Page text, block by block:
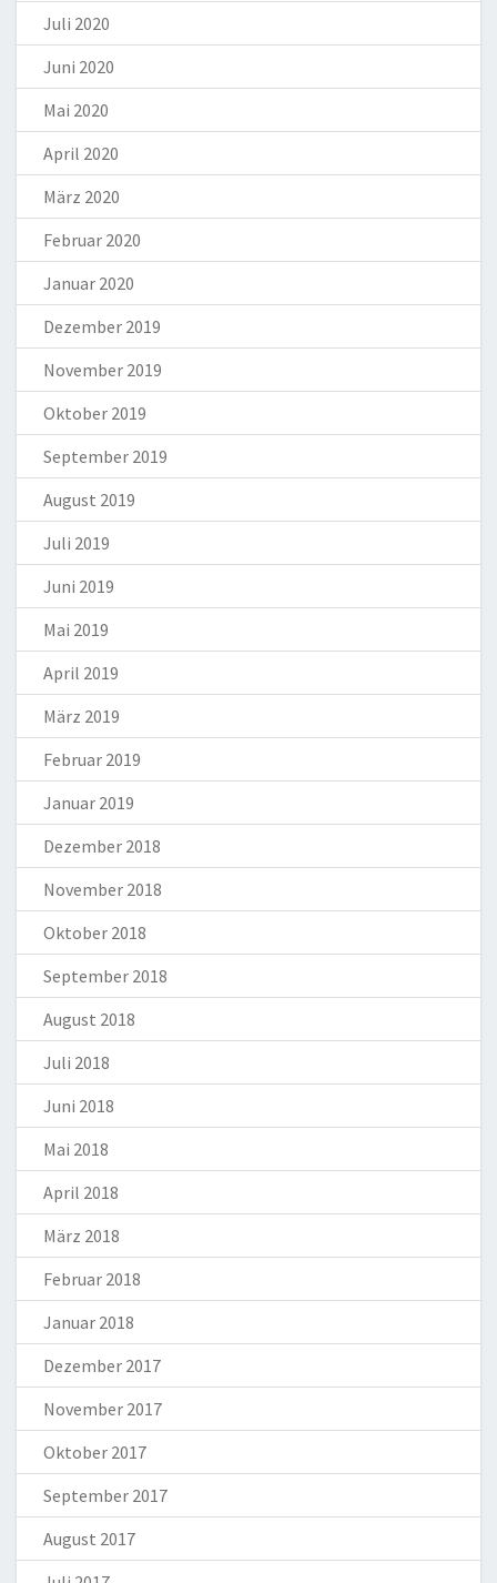
Juli 2020
Juni 2020
Mai 2020
April 2020
März 2020
Februar 2020
Januar 2020
Dezember 2019
November 2019
Oktober 2019
September 2019
August 2019
Juli 2019
Juni 2019
Mai 2019
April 2019
März 2019
Februar 2019
Januar 2019
Dezember 2018
November 2018
Oktober 2018
September 2018
August 2018
Juli 2018
Juni 2018
Mai 2018
April 2018
März 2018
Februar 2018
Januar 2018
Dezember 2017
November 2017
Oktober 2017
September 2017
August 2017